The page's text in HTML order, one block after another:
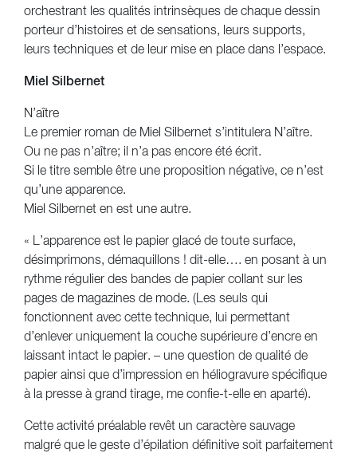
orchestrant les qualités intrinsèques de chaque dessin
porteur d’histoires et de sensations, leurs supports,
leurs techniques et de leur mise en place dans l’espace.
Miel Silbernet
N’aître
Le premier roman de Miel Silbernet s’intitulera N’aître.
Ou ne pas n’aître; il n’a pas encore été écrit.
Si le titre semble être une proposition négative, ce n’est
qu’une apparence.
Miel Silbernet en est une autre.
« L’apparence est le papier glacé de toute surface,
désimprimons, démaquillons ! dit-elle…. en posant à un
rythme régulier des bandes de papier collant sur les
pages de magazines de mode. (Les seuls qui
fonctionnent avec cette technique, lui permettant
d’enlever uniquement la couche supérieure d’encre en
laissant intact le papier. – une question de qualité de
papier ainsi que d’impression en héliogravure spécifique
à la presse à grand tirage, me confie-t-elle en aparté).
Cette activité préalable revêt un caractère sauvage
malgré que le geste d’épilation définitive soit parfaitement